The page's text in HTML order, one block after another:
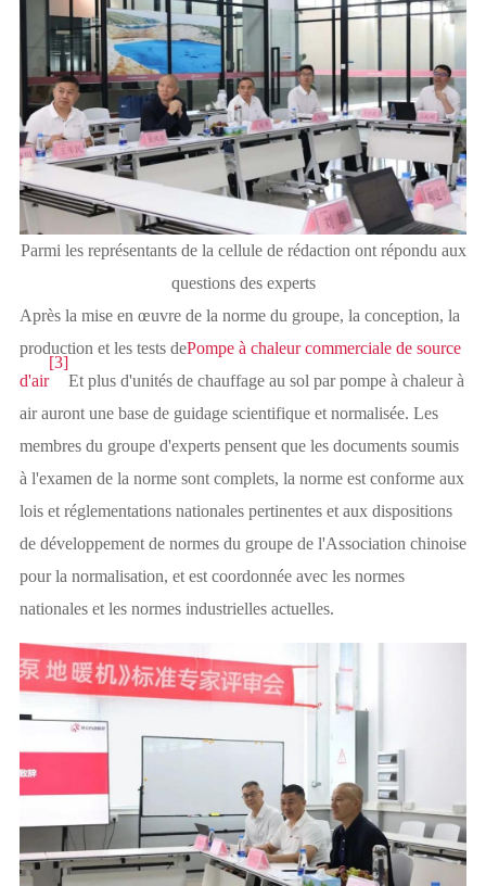
Parmi les représentants de la cellule de rédaction ont répondu aux
questions des experts
Après la mise en œuvre de la norme du groupe, la conception, la
production et les tests dePompe à chaleur commerciale de source
d'air
[3]
Et plus d'unités de chauffage au sol par pompe à chaleur à
air auront une base de guidage scientifique et normalisée. Les
membres du groupe d'experts pensent que les documents soumis
à l'examen de la norme sont complets, la norme est conforme aux
lois et réglementations nationales pertinentes et aux dispositions
de développement de normes du groupe de l'Association chinoise
pour la normalisation, et est coordonnée avec les normes
nationales et les normes industrielles actuelles.